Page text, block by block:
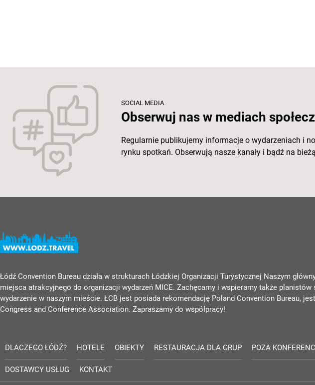
SOCIAL MEDIA
Obserwuj nas w mediach
Regularnie publikujemy informacje o wydarzeniach i
rynku spotkań. Obserwują nasze kanały i bądź na
Łódź Convention Bureau działa w strukturach Łódzkiej Organizacji Turystycznej Naszym
miejsca atrakcyjnego do organizacji wydarzeń MICE. Zachęcamy i wspieramy także
wydarzenie w naszym mieście. ŁCB jest posiada rekomendację Poland Convention Bureau,
Congress and Conference Association. Zapraszamy do współpracy!
DLACZEGO ŁÓDŹ? HOTELE OBIEKTY RESTAURACJA DLA GRUP POZA
DOSTAWCY USŁUG KONTAKT